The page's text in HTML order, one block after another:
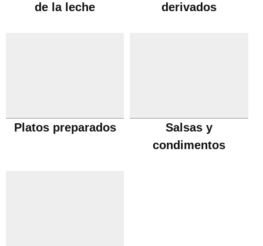
de la leche
derivados
Platos preparados
Salsas y
condimentos